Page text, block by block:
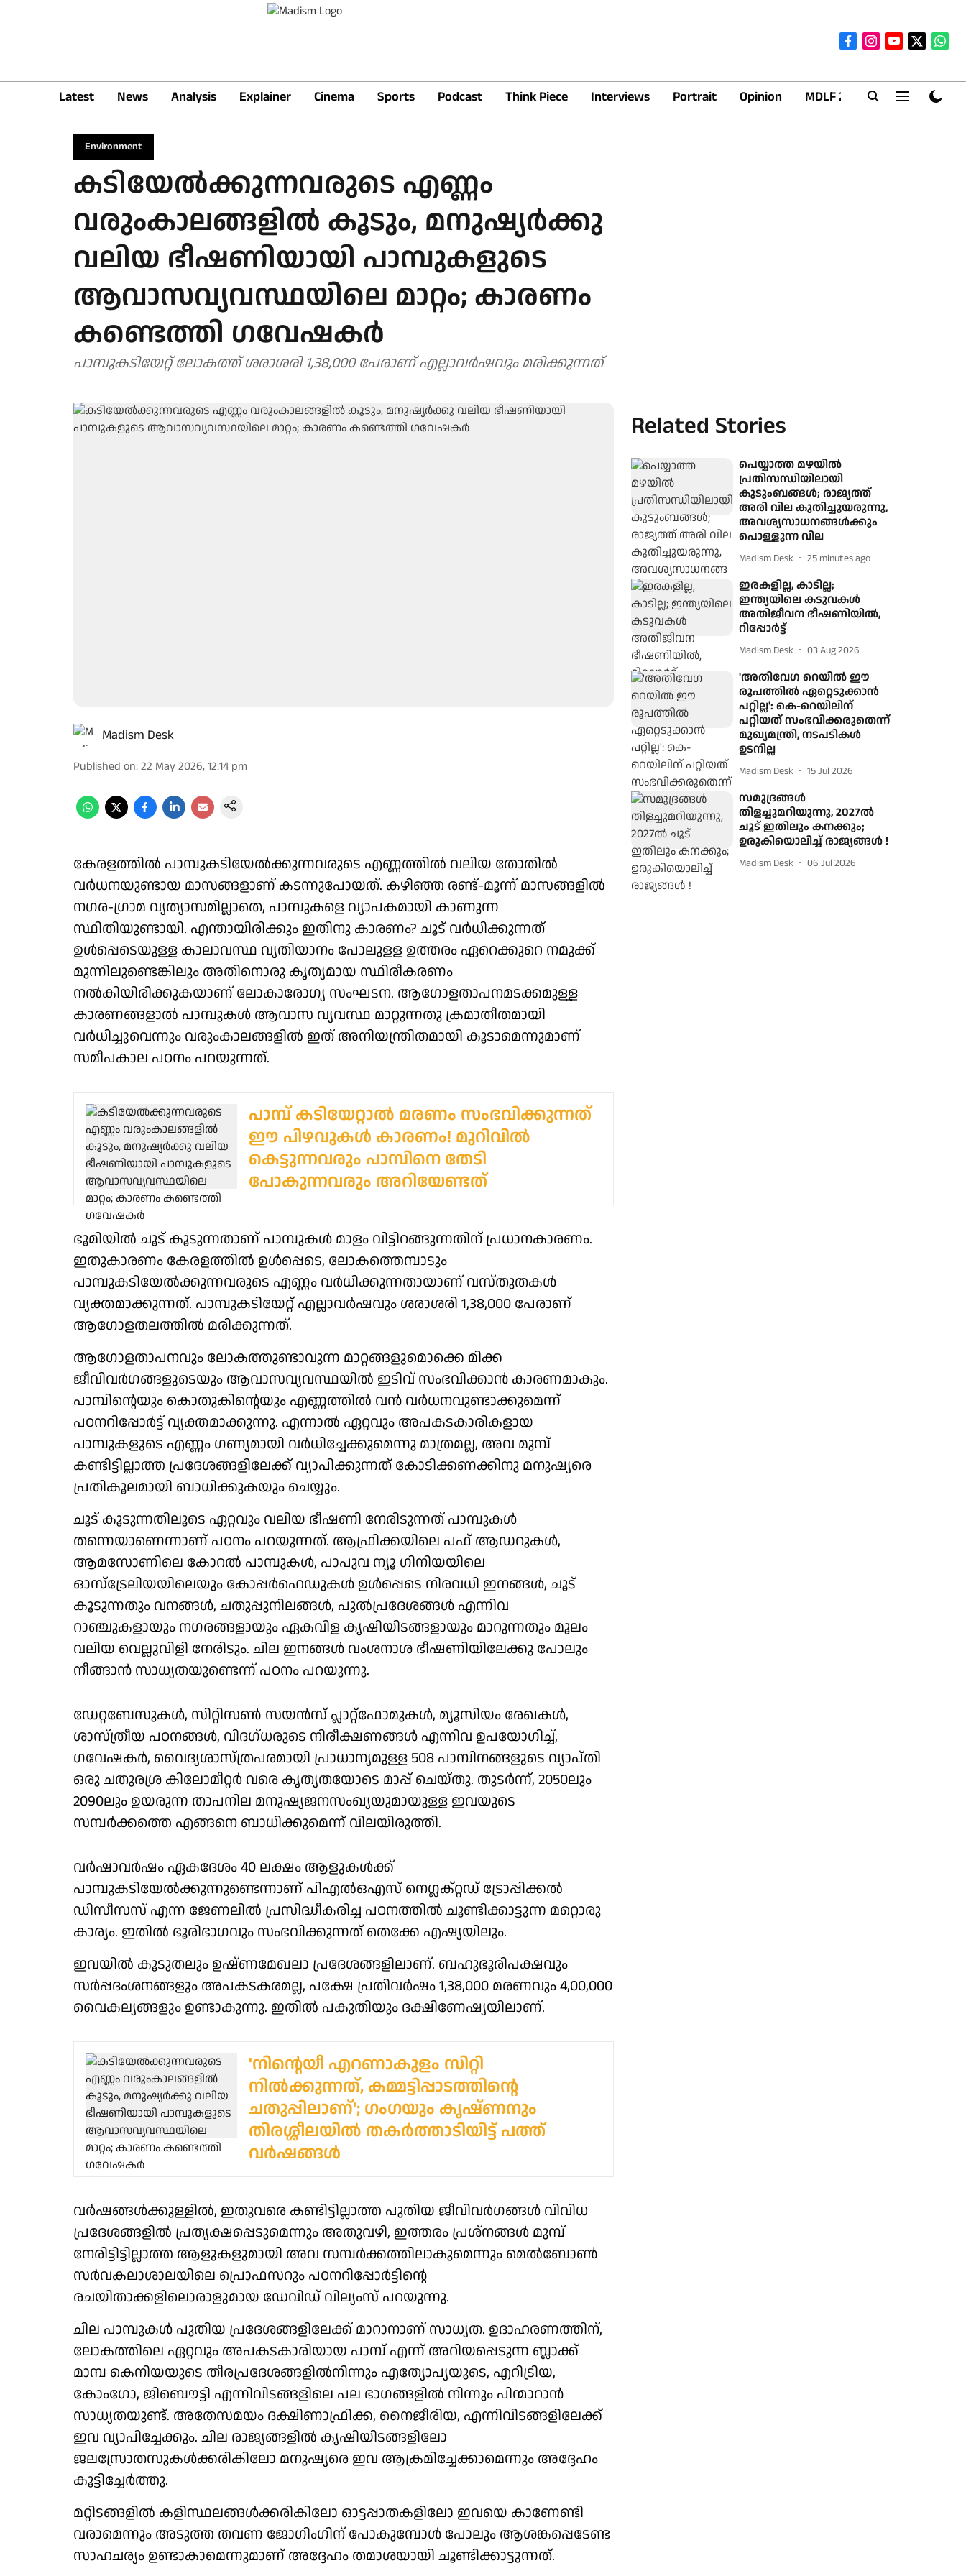
Latest News Analysis Explainer Cinema Sports Podcast Think Piece Interviews Portrait Opinion MDLF 2026
Environment
കടിയേൽക്കുന്നവരുടെ എണ്ണം
വരുംകാലങ്ങളിൽ കൂടും, മനുഷ്യർക്കു
വലിയ ഭീഷണിയായി പാമ്പുകളുടെ
ആവാസവ്യവസ്ഥയിലെ മാറ്റം; കാരണം
കണ്ടെത്തി ഗവേഷകർ
പാമ്പുകടിയേറ്റ് ലോകത്ത് ശരാശരി 1,38,000 പേരാണ് എല്ലാവർഷവും മരിക്കുന്നത്
Madism Desk
Published on:22 May 2026, 12:14 pm
കേരളത്തിൽ പാമ്പുകടിയേൽക്കുന്നവരുടെ എണ്ണത്തിൽ വലിയ തോതിൽ
വർധനയുണ്ടായ മാസങ്ങളാണ് കടന്നുപോയത്. കഴിഞ്ഞ രണ്ട്-മൂന്ന് മാസങ്ങളിൽ
നഗര-ഗ്രാമ വ്യത്യാസമില്ലാതെ, പാമ്പുകളെ വ്യാപകമായി കാണുന്ന
സ്ഥിതിയുണ്ടായി. എന്തായിരിക്കും ഇതിനു കാരണം? ചൂട് വർധിക്കുന്നത്
ഉൾപ്പെടെയുള്ള കാലാവസ്ഥ വ്യതിയാനം പോലുളള ഉത്തരം ഏറെക്കുറെ നമുക്ക്
മുന്നിലുണ്ടെങ്കിലും അതിനൊരു കൃത്യമായ സ്ഥിരീകരണം
നൽകിയിരിക്കുകയാണ് ലോകാരോഗ്യ സംഘടന. ആഗോളതാപനമടക്കമുള്ള
കാരണങ്ങളാൽ പാമ്പുകൾ ആവാസ വ്യവസ്ഥ മാറ്റുന്നതു ക്രമാതീതമായി
വർധിച്ചുവെന്നും വരുംകാലങ്ങളിൽ ഇത് അനിയന്ത്രിതമായി കൂടാമെന്നുമാണ്
സമീപകാല പഠനം പറയുന്നത്.
പാമ്പ് കടിയേറ്റാൽ മരണം സംഭവിക്കുന്നത്
ഈ പിഴവുകൾ കാരണം! മുറിവിൽ
കെട്ടുന്നവരും പാമ്പിനെ തേടി
പോകുന്നവരും അറിയേണ്ടത്
ഭൂമിയിൽ ചൂട് കൂടുന്നതാണ് പാമ്പുകൾ മാളം വിട്ടിറങ്ങുന്നതിന് പ്രധാനകാരണം.
ഇതുകാരണം കേരളത്തിൽ ഉൾപ്പെടെ, ലോകത്തെമ്പാടും
പാമ്പുകടിയേൽക്കുന്നവരുടെ എണ്ണം വർധിക്കുന്നതായാണ് വസ്തുതകൾ
വ്യക്തമാക്കുന്നത്. പാമ്പുകടിയേറ്റ് എല്ലാവർഷവും ശരാശരി 1,38,000 പേരാണ്
ആഗോളതലത്തിൽ മരിക്കുന്നത്.
ആഗോളതാപനവും ലോകത്തുണ്ടാവുന്ന മാറ്റങ്ങളുമൊക്കെ മിക്ക
ജീവിവർഗങ്ങളുടെയും ആവാസവ്യവസ്ഥയിൽ ഇടിവ് സംഭവിക്കാൻ കാരണമാകും.
പാമ്പിന്റെയും കൊതുകിന്റെയും എണ്ണത്തിൽ വൻ വർധനവുണ്ടാക്കുമെന്ന്
പഠനറിപ്പോർട്ട് വ്യക്തമാക്കുന്നു. എന്നാൽ ഏറ്റവും അപകടകാരികളായ
പാമ്പുകളുടെ എണ്ണം ഗണ്യമായി വർധിച്ചേക്കുമെന്നു മാത്രമല്ല, അവ മുമ്പ്
കണ്ടിട്ടില്ലാത്ത പ്രദേശങ്ങളിലേക്ക് വ്യാപിക്കുന്നത് കോടിക്കണക്കിനു മനുഷ്യരെ
പ്രതികൂലമായി ബാധിക്കുകയും ചെയ്യും.
ചൂട് കൂടുന്നതിലൂടെ ഏറ്റവും വലിയ ഭീഷണി നേരിടുന്നത് പാമ്പുകൾ
തന്നെയാണെന്നാണ് പഠനം പറയുന്നത്. ആഫ്രിക്കയിലെ പഫ് ആഡറുകൾ,
ആമസോണിലെ കോറൽ പാമ്പുകൾ, പാപുവ ന്യൂ ഗിനിയയിലെ
ഓസ്ട്രേലിയയിലെയും കോപ്പർഹെഡുകൾ ഉൾപ്പെടെ നിരവധി ഇനങ്ങൾ, ചൂട്
കൂടുന്നതും വനങ്ങൾ, ചതുപ്പുനിലങ്ങൾ, പുൽപ്രദേശങ്ങൾ എന്നിവ
റാഞ്ചുകളായും നഗരങ്ങളായും ഏകവിള കൃഷിയിടങ്ങളായും മാറുന്നതും മൂലം
വലിയ വെല്ലുവിളി നേരിടും. ചില ഇനങ്ങൾ വംശനാശ ഭീഷണിയിലേക്കു പോലും
നീങ്ങാൻ സാധ്യതയുണ്ടെന്ന് പഠനം പറയുന്നു.
ഡേറ്റബേസുകൾ, സിറ്റിസൺ സയൻസ് പ്ലാറ്റ്ഫോമുകൾ, മ്യൂസിയം രേഖകൾ,
ശാസ്ത്രീയ പഠനങ്ങൾ, വിദഗ്ധരുടെ നിരീക്ഷണങ്ങൾ എന്നിവ ഉപയോഗിച്ച്,
ഗവേഷകർ, വൈദ്യശാസ്ത്രപരമായി പ്രാധാന്യമുള്ള 508 പാമ്പിനങ്ങളുടെ വ്യാപ്തി
ഒരു ചതുരശ്ര കിലോമീറ്റർ വരെ കൃത്യതയോടെ മാപ്പ് ചെയ്തു. തുടർന്ന്, 2050ലും
2090ലും ഉയരുന്ന താപനില മനുഷ്യജനസംഖ്യയുമായുള്ള ഇവയുടെ
സമ്പർക്കത്തെ എങ്ങനെ ബാധിക്കുമെന്ന് വിലയിരുത്തി.
വർഷാവർഷം ഏകദേശം 40 ലക്ഷം ആളുകൾക്ക്
പാമ്പുകടിയേൽക്കുന്നുണ്ടെന്നാണ് പിഎൽഒഎസ് നെഗ്ലക്റ്റഡ് ട്രോപ്പിക്കൽ
ഡിസീസസ് എന്ന ജേണലിൽ പ്രസിദ്ധീകരിച്ച പഠനത്തിൽ ചൂണ്ടിക്കാട്ടുന്ന മറ്റൊരു
കാര്യം. ഇതിൽ ഭൂരിഭാഗവും സംഭവിക്കുന്നത് തെക്കേ എഷ്യയിലും.
ഇവയിൽ കൂടുതലും ഉഷ്ണമേഖലാ പ്രദേശങ്ങളിലാണ്. ബഹുഭൂരിപക്ഷവും
സർപ്പദംശനങ്ങളും അപകടകരമല്ല, പക്ഷേ പ്രതിവർഷം 1,38,000 മരണവും 4,00,000
വൈകല്യങ്ങളും ഉണ്ടാകുന്നു. ഇതിൽ പകുതിയും ദക്ഷിണേഷ്യയിലാണ്.
'നിന്റെയീ എറണാകുളം സിറ്റി
നിൽക്കുന്നത്, കമ്മട്ടിപ്പാടത്തിന്റെ
ചതുപ്പിലാണ്'; ഗംഗയും കൃഷ്ണനും
തിരശ്ശീലയില്‍ തകർത്താടിയിട്ട് പത്ത്
വർഷങ്ങള്‍
വർഷങ്ങൾക്കുള്ളിൽ, ഇതുവരെ കണ്ടിട്ടില്ലാത്ത പുതിയ ജീവിവർഗങ്ങൾ വിവിധ
പ്രദേശങ്ങളിൽ പ്രത്യക്ഷപ്പെടുമെന്നും അതുവഴി, ഇത്തരം പ്രശ്നങ്ങൾ മുമ്പ്
നേരിട്ടിട്ടില്ലാത്ത ആളുകളുമായി അവ സമ്പർക്കത്തിലാകുമെന്നും മെൽബോൺ
സർവകലാശാലയിലെ പ്രൊഫസറും പഠനറിപ്പോർട്ടിന്റെ
രചയിതാക്കളിലൊരാളുമായ ഡേവിഡ് വില്യംസ് പറയുന്നു.
ചില പാമ്പുകൾ പുതിയ പ്രദേശങ്ങളിലേക്ക് മാറാനാണ് സാധ്യത. ഉദാഹരണത്തിന്,
ലോകത്തിലെ ഏറ്റവും അപകടകാരിയായ പാമ്പ് എന്ന് അറിയപ്പെടുന്ന ബ്ലാക്ക്
മാമ്പ കെനിയയുടെ തീരപ്രദേശങ്ങളിൽനിന്നും എത്യോപ്യയുടെ, എറിട്രിയ,
കോംഗോ, ജിബൌട്ടി എന്നിവിടങ്ങളിലെ പല ഭാഗങ്ങളിൽ നിന്നും പിന്മാറാൻ
സാധ്യതയുണ്ട്. അതേസമയം ദക്ഷിണാഫ്രിക്ക, നൈജീരിയ, എന്നിവിടങ്ങളിലേക്ക്
ഇവ വ്യാപിച്ചേക്കും. ചില രാജ്യങ്ങളിൽ കൃഷിയിടങ്ങളിലോ
ജലസ്രോതസുകൾക്കരികിലോ മനുഷ്യരെ ഇവ ആക്രമിച്ചേക്കാമെന്നും അദ്ദേഹം
കൂട്ടിച്ചേർത്തു.
മറ്റിടങ്ങളിൽ കളിസ്ഥലങ്ങൾക്കരികിലോ ഓട്ടപ്പാതകളിലോ ഇവയെ കാണേണ്ടി
വരാമെന്നും അടുത്ത തവണ ജോഗിംഗിന് പോകുമ്പോൾ പോലും ആശങ്കപ്പെടേണ്ട
സാഹചര്യം ഉണ്ടാകാമെന്നുമാണ് അദ്ദേഹം തമാശയായി ചൂണ്ടിക്കാട്ടുന്നത്.
Related Stories
പെയ്യാത്ത മഴയില്‍
പ്രതിസന്ധിയിലായി
കുടുംബങ്ങള്‍; രാജ്യത്ത്
അരി വില കുതിച്ചുയരുന്നു,
അവശ്യസാധനങ്ങള്‍ക്കും
പൊള്ളുന്ന വില
Madism Desk 25 minutes ago
ഇരകളില്ല, കാടില്ല;
ഇന്ത്യയിലെ കടുവകള്‍
അതിജീവന ഭീഷണിയില്‍,
റിപ്പോര്‍ട്ട്
Madism Desk 03 Aug 2026
'അതിവേഗ റെയിൽ ഈ
രൂപത്തിൽ ഏറ്റെടുക്കാൻ
പറ്റില്ല': കെ-റെയിലിന്
പറ്റിയത് സംഭവിക്കരുതെന്ന്
മുഖ്യമന്ത്രി, നടപടികൾ
ഉടനില്ല
Madism Desk 15 Jul 2026
സമുദ്രങ്ങൾ
തിളച്ചുമറിയുന്നു, 2027ൽ
ചൂട് ഇതിലും കനക്കും;
ഉരുകിയൊലിച്ച് രാജ്യങ്ങൾ !
Madism Desk 06 Jul 2026